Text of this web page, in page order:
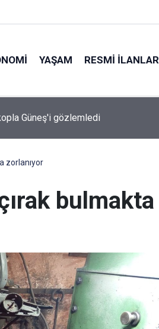
YAŞAM RESMI İLANLAR
Güneş'i gözlemledi
zorlanıyor
bulmakta